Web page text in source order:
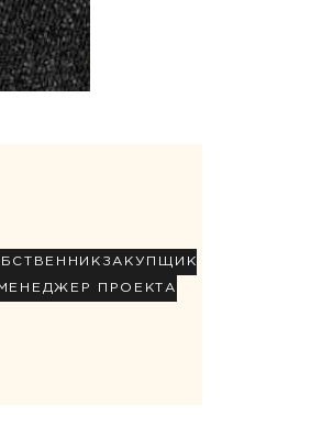
ЗАКУПЩИК
МЕНЕДЖЕР ПРОЕКТА